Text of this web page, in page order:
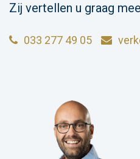
Zij vertellen u graag
033 277 49 05